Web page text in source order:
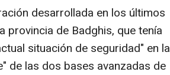
desarrollada en los últimos
provincia de Badghis, que tenía
situación de seguridad" en la
de las dos bases avanzadas de